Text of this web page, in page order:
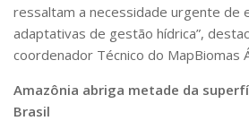
ressaltam a necessidade urgente de
adaptativas de gestão hídrica”,
coordenador Técnico do MapBiomas
Amazônia abriga metade da
Brasil